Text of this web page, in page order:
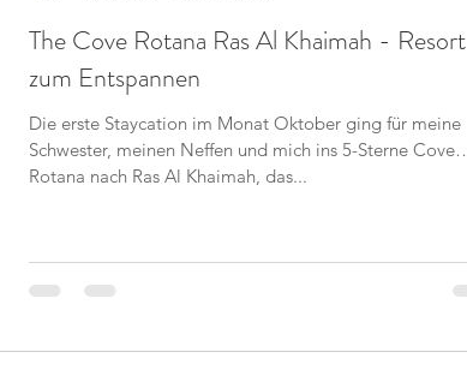
The Cove Rotana Ras Al Khaimah - Resort
zum Entspannen
Die erste Staycation im Monat Oktober ging für meine
Schwester, meinen Neffen und mich ins 5-Sterne Cove
Rotana nach Ras Al Khaimah, das...